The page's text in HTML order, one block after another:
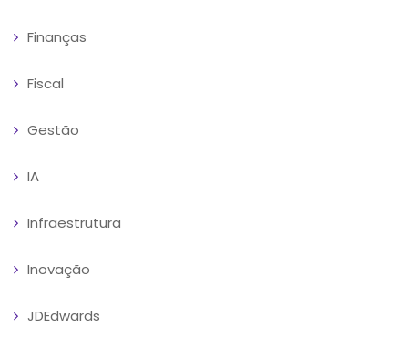
Finanças
Fiscal
Gestão
IA
Infraestrutura
Inovação
JDEdwards